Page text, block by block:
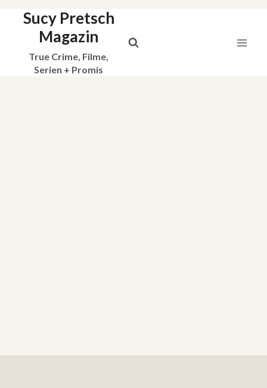
Sucy Pretsch
Magazin
True Crime, Filme,
Serien + Promis